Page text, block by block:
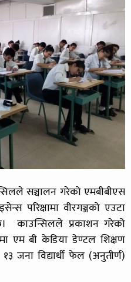
सञ्चालन गरेको एमबीबीएस
परिक्षामा वीरगञ्जको एउटा
काउन्सिलले प्रकाशन गरेको
एम बी केडिया डेण्टल शिक्षण
जना विद्यार्थी फेल (अनुतीर्ण)